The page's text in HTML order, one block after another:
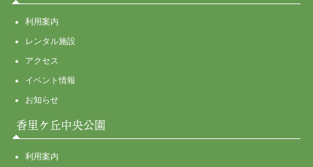
利用案内
レンタル施設
アクセス
イベント情報
お知らせ
香里ケ丘中央公園
利用案内